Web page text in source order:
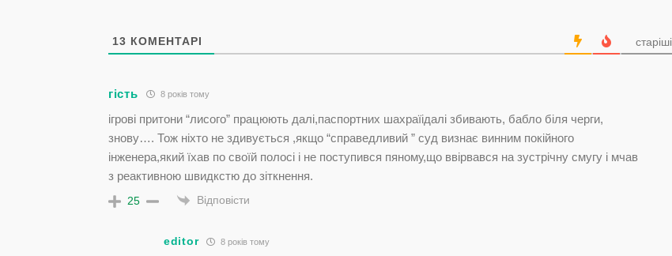
13 КОМЕНТАРІ старіші
гість 8 років тому
ігрові притони “лисого” працюють далі,паспортних шахраїідалі збивають, бабло біля черги,
знову…. Тож ніхто не здивується ,якщо “справедливий ” суд визнає винним покійного
інженера,який їхав по своїй полосі і не поступився пяному,що ввірвався на зустрічну смугу і мчав
з реактивною швидкстю до зіткнення.
25 Відповісти
editor 8 років тому